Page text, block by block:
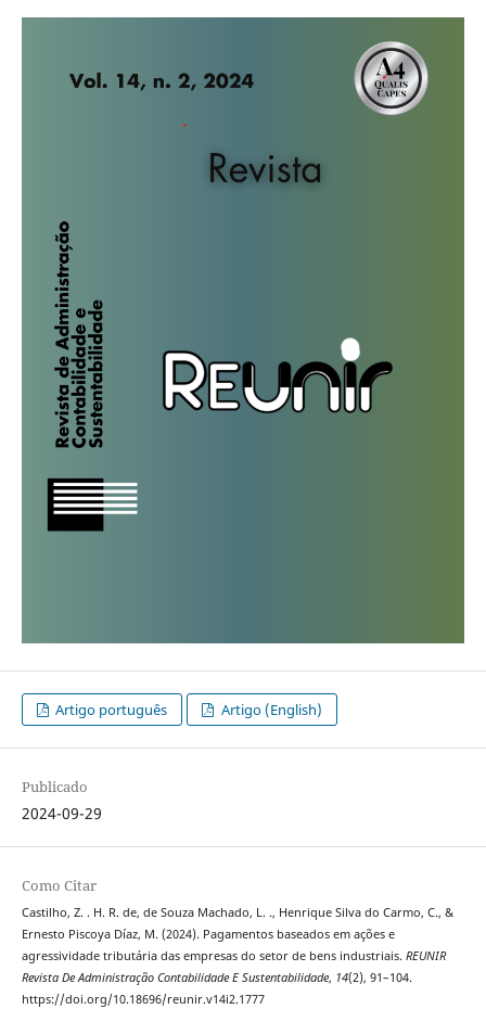
Artigo português Artigo (English)
Publicado
2024-09-29
Como Citar
Castilho, Z. . H. R. de, de Souza Machado, L. ., Henrique Silva do Carmo, C., &
Ernesto Piscoya Díaz, M. (2024). Pagamentos baseados em ações e
agressividade tributária das empresas do setor de bens industriais. REUNIR
Revista De Administração Contabilidade E Sustentabilidade, 14(2), 91–104.
https://doi.org/10.18696/reunir.v14i2.1777